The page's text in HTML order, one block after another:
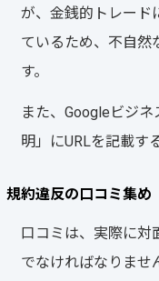
が、金銭的トレード
ているため、不自然
す。
また、Googleビジ
明」にURLを記載す
規約違反の口コミ集め
口コミは、実際に対
でなければなりませ